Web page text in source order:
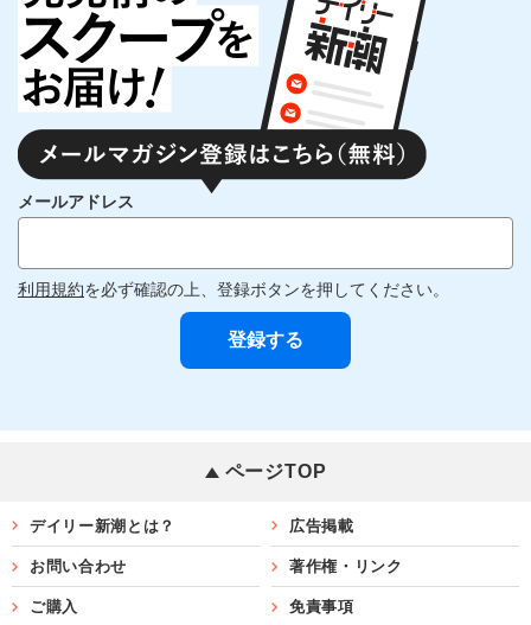
メールアドレス
利用規約を必ず確認の上、登録ボタンを押してください。
ページTOP
デイリー新潮とは？ 広告掲載
お問い合わせ 著作権・リンク
ご購入 免責事項